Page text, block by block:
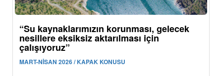
“Su kaynaklarımızın korunması, gelecek
nesillere eksiksiz aktarılması için
çalışıyoruz”
MART-NİSAN 2026 / KAPAK KONUSU